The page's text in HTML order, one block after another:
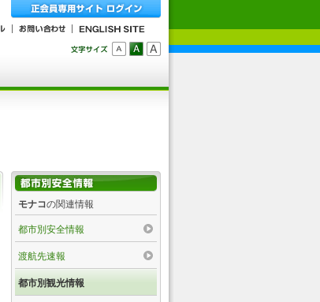
モナコの関連情報
都市別安全情報
渡航先速報
都市別観光情報